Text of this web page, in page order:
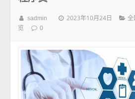
sadmin 2023年10月24日 全
览
0